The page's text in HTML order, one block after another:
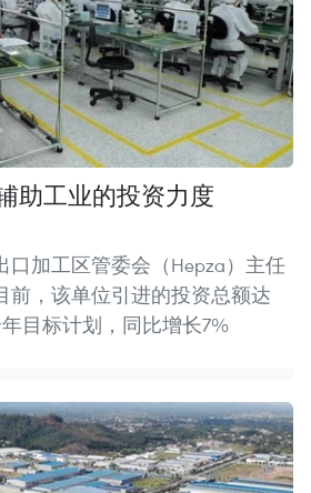
助工业的投资力度
口加工区管委会（Hepza）主任
前，该单位引进的投资总额达
目标计划，同比增长7%